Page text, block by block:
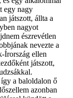
egy nagy
játszott, állta a
nagyot
észrevétlen
nevezte a
Írország ellen
játszott,
a baloldalon ő
azonban